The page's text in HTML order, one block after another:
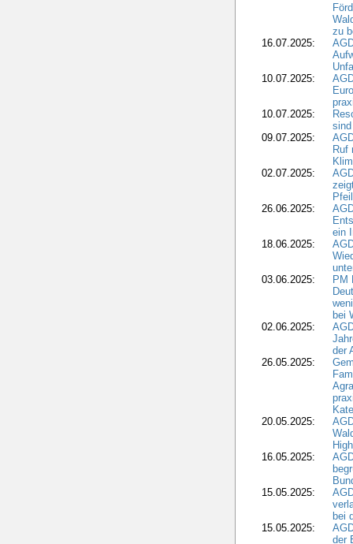
zu
16.07.2025:
10.07.2025:
10.07.2025:
09.07.2025:
Ruf
02.07.2025:
26.06.2025:
ein
18.06.2025:
03.06.2025:
PM
bei
02.06.2025:
der
26.05.2025:
20.05.2025:
16.05.2025:
15.05.2025:
bei
15.05.2025:
der